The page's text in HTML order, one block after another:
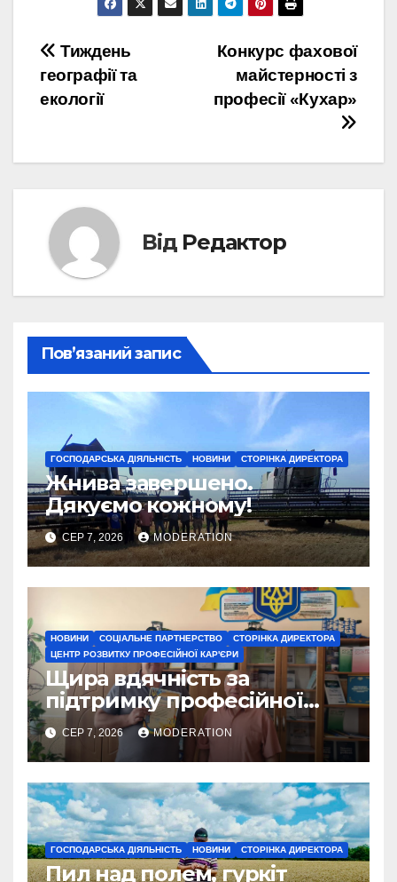
Навігація
записів
Конкурс фахової
майстерності з
професії «Кухар»
Тиждень
географії та
екології
Від Редактор
Пов’язаний запис
ГОСПОДАРСЬКА ДІЯЛЬНІСТЬ НОВИНИ СТОРІНКА ДИРЕКТОРА
Жнива завершено.
Дякуємо кожному!
СЕР 7, 2026 MODERATION
НОВИНИ СОЦІАЛЬНЕ ПАРТНЕРСТВО
СТОРІНКА ДИРЕКТОРА
ЦЕНТР РОЗВИТКУ ПРОФЕСІЙНОЇ КАР'ЄРИ
Щира вдячність за
підтримку професійної
освіти
СЕР 7, 2026 MODERATION
ГОСПОДАРСЬКА ДІЯЛЬНІСТЬ НОВИНИ СТОРІНКА ДИРЕКТОРА
Пил над полем, гуркіт